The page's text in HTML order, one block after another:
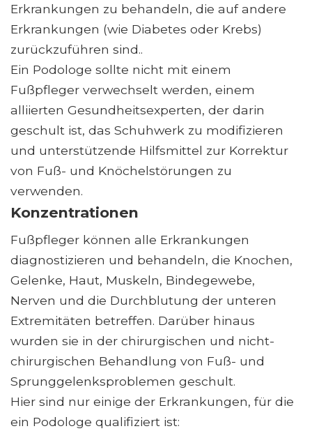
Erkrankungen zu behandeln, die auf andere
Erkrankungen (wie Diabetes oder Krebs)
zurückzuführen sind..
Ein Podologe sollte nicht mit einem
Fußpfleger verwechselt werden, einem
alliierten Gesundheitsexperten, der darin
geschult ist, das Schuhwerk zu modifizieren
und unterstützende Hilfsmittel zur Korrektur
von Fuß- und Knöchelstörungen zu
verwenden.
Konzentrationen
Fußpfleger können alle Erkrankungen
diagnostizieren und behandeln, die Knochen,
Gelenke, Haut, Muskeln, Bindegewebe,
Nerven und die Durchblutung der unteren
Extremitäten betreffen. Darüber hinaus
wurden sie in der chirurgischen und nicht-
chirurgischen Behandlung von Fuß- und
Sprunggelenksproblemen geschult.
Hier sind nur einige der Erkrankungen, für die
ein Podologe qualifiziert ist: